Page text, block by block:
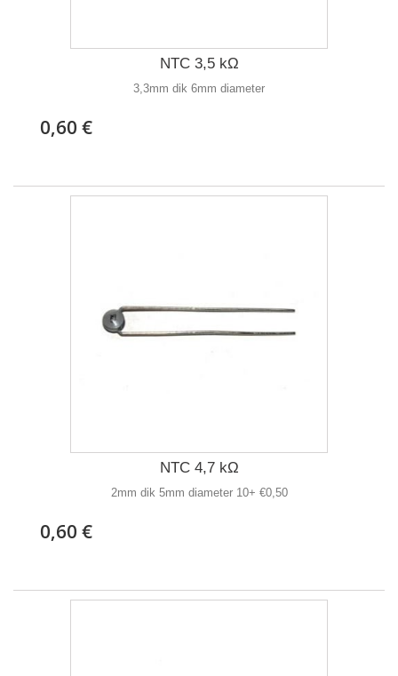
NTC 3,5 kΩ
3,3mm dik 6mm diameter
0,60 €
NTC 4,7 kΩ
2mm dik 5mm diameter 10+ €0,50
0,60 €